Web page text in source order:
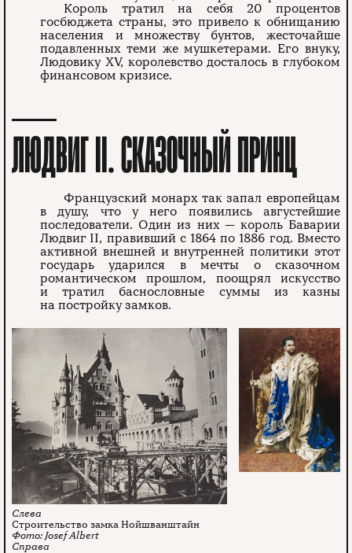
Король тратил на себя 20 процентов
госбюджета страны, это привело к обнищанию
населения и множеству бунтов, жесточайше
подавленных теми же мушкетерами. Его внуку,
Людовику XV, королевство досталось в глубоком
финансовом кризисе.
ЛЮДВИГ II. СКАЗОЧНЫЙ ПРИНЦ
Французский монарх так запал европейцам
в душу, что у него появились августейшие
последователи. Один из них — король Баварии
Людвиг II, правивший с 1864 по 1886 год. Вместо
активной внешней и внутренней политики этот
государь ударился в мечты о сказочном
романтическом прошлом, поощрял искусство
и тратил баснословные суммы из казны
на постройку замков.
Строительство замка Нойшванштайн
Josef Albert